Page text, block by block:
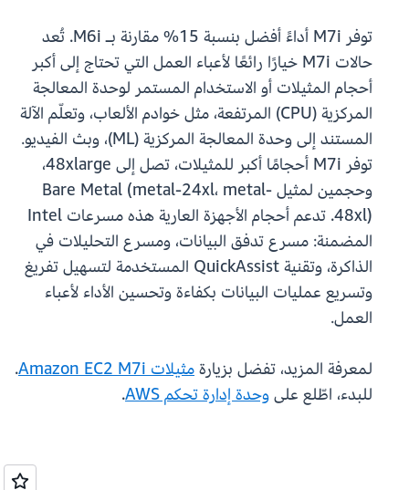
توفر M7i أداءً أفضل بنسبة 15% مقارنة بـ M6i. تُعد
حالات M7i خيارًا رائعًا لأعباء العمل التي تحتاج إلى أكبر
أحجام المثيلات أو الاستخدام المستمر لوحدة المعالجة
المركزية (CPU) المرتفعة، مثل خوادم الألعاب، وتعلّم الآلة
المستند إلى وحدة المعالجة المركزية (ML)، وبث الفيديو.
توفر M7i أحجامًا أكبر للمثيلات، تصل إلى 48xlarge،
وحجمين لمثيل Bare Metal (metal-24xl، metal-
48xl). تدعم أحجام الأجهزة العارية هذه مسرعات Intel
المضمنة: مسرع تدفق البيانات، ومسرع التحليلات في
الذاكرة، وتقنية QuickAssist المستخدمة لتسهيل تفريغ
وتسريع عمليات البيانات بكفاءة وتحسين الأداء لأعباء
العمل.
لمعرفة المزيد، تفضل بزيارةمثيلات Amazon EC2 M7i
.
للبدء، اطّلع علىوحدة إدارة تحكم AWS .